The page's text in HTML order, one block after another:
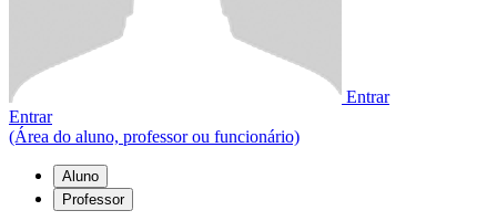
Entrar
Entrar
(Área do aluno, professor ou funcionário)
Aluno
Professor